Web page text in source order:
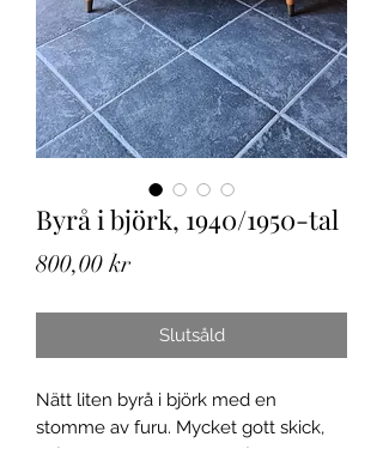
Byrå i björk, 1940/1950-tal
800,00 krPris
Slutsåld
Nätt liten byrå i björk med en
stomme av furu. Mycket gott skick,